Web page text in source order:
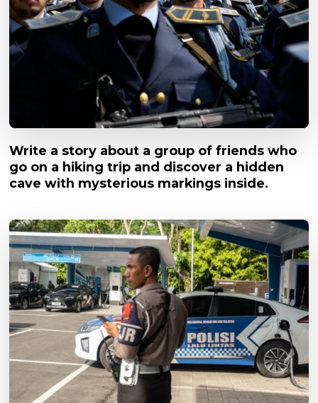
Write a story about a group of friends who
go on a hiking trip and discover a hidden
cave with mysterious markings inside.